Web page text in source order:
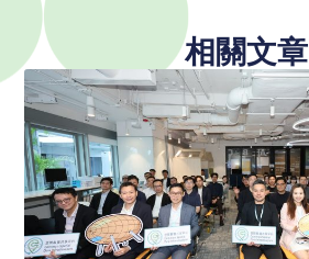
相關文章